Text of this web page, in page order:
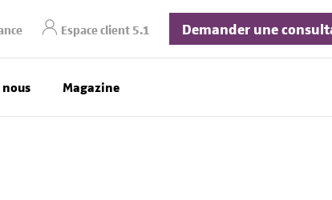
Espace client 5.1 Demander une
Magazine